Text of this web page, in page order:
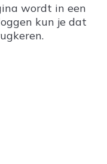
wordt in een
kun je dat